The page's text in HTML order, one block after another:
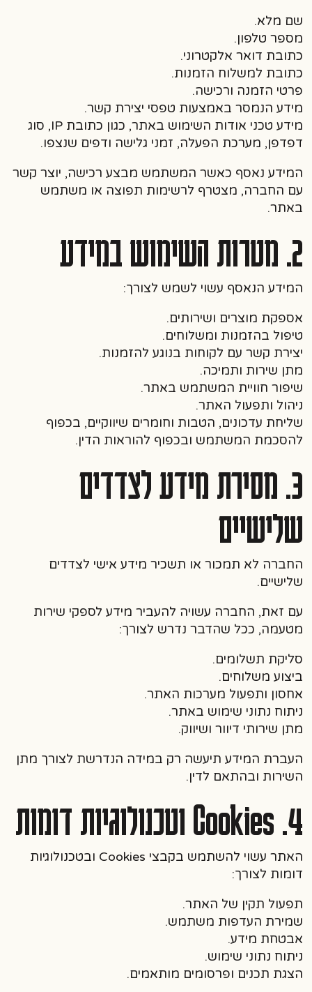
שם מלא.
מספר טלפון.
כתובת דואר אלקטרוני.
כתובת למשלוח הזמנות.
פרטי הזמנה ורכישה.
מידע הנמסר באמצעות טפסי יצירת קשר.
מידע טכני אודות השימוש באתר, כגון כתובת IP, סוג
דפדפן, מערכת הפעלה, זמני גלישה ודפים שנצפו.
המידע נאסף כאשר המשתמש מבצע רכישה, יוצר קשר
עם החברה, מצטרף לרשימות תפוצה או משתמש
באתר.
2. מטרות השימוש במידע
המידע הנאסף עשוי לשמש לצורך:
אספקת מוצרים ושירותים.
טיפול בהזמנות ומשלוחים.
יצירת קשר עם לקוחות בנוגע להזמנות.
מתן שירות ותמיכה.
שיפור חוויית המשתמש באתר.
ניהול ותפעול האתר.
שליחת עדכונים, הטבות וחומרים שיווקיים, בכפוף
להסכמת המשתמש ובכפוף להוראות הדין.
3. מסירת מידע לצדדים
שלישיים
החברה לא תמכור או תשכיר מידע אישי לצדדים
שלישיים.
עם זאת, החברה עשויה להעביר מידע לספקי שירות
מטעמה, ככל שהדבר נדרש לצורך:
סליקת תשלומים.
ביצוע משלוחים.
אחסון ותפעול מערכות האתר.
ניתוח נתוני שימוש באתר.
מתן שירותי דיוור ושיווק.
העברת המידע תיעשה רק במידה הנדרשת לצורך מתן
השירות ובהתאם לדין.
4. Cookies וטכנולוגיות דומות
האתר עשוי להשתמש בקבצי Cookies ובטכנולוגיות
דומות לצורך:
תפעול תקין של האתר.
שמירת העדפות משתמש.
אבטחת מידע.
ניתוח נתוני שימוש.
הצגת תכנים ופרסומים מותאמים.